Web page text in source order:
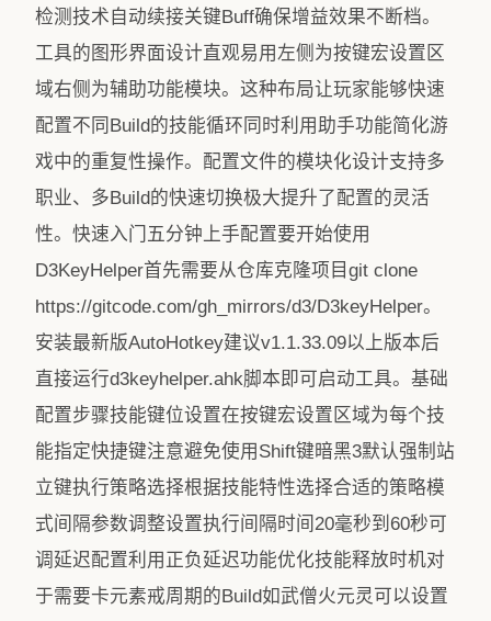
检测技术自动续接关键Buff确保增益效果不断档。
工具的图形界面设计直观易用左侧为按键宏设置区
域右侧为辅助功能模块。这种布局让玩家能够快速
配置不同Build的技能循环同时利用助手功能简化游
戏中的重复性操作。配置文件的模块化设计支持多
职业、多Build的快速切换极大提升了配置的灵活
性。快速入门五分钟上手配置要开始使用
D3KeyHelper首先需要从仓库克隆项目git clone
https://gitcode.com/gh_mirrors/d3/D3keyHelper。
安装最新版AutoHotkey建议v1.1.33.09以上版本后
直接运行d3keyhelper.ahk脚本即可启动工具。基础
配置步骤技能键位设置在按键宏设置区域为每个技
能指定快捷键注意避免使用Shift键暗黑3默认强制站
立键执行策略选择根据技能特性选择合适的策略模
式间隔参数调整设置执行间隔时间20毫秒到60秒可
调延迟配置利用正负延迟功能优化技能释放时机对
于需要卡元素戒周期的Build如武僧火元灵可以设置